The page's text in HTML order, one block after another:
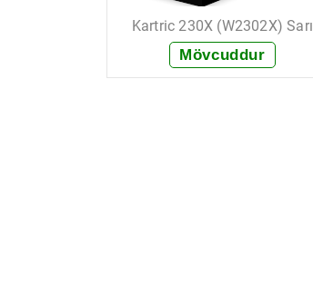
Kartric 230X (W2302X) Sarı
Mövcuddur